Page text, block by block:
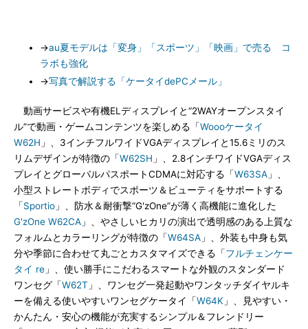
→au夏モデルは「変身」「スポーツ」「映画」で売る コ
ラボも強化
→写真で解説する「ケータイdePCメール」
動画サービスや有機ELディスプレイと“2WAYオープンスタイ
ル”で動画・ゲームコンテンツを楽しめる「Woooケータイ
W62H 」、3インチフルワイドVGAディスプレイと15.6ミリのス
リムデザインが特徴の「W62SH 」、2.8インチワイドVGAディス
プレイとグローバルパスポートCDMAに対応する「W63SA 」、
小型ストレートボディでスポーツ＆ビューティをサポートする
「Sportio 」、防水＆耐衝撃“G'zOne”が薄く高機能に進化した
G'zOne W62CA 」、やさしいヒカリの演出で透明感のある上質な
フォルムとカラーリングが特徴の「W64SA 」、外装も中身も気
分や季節に合わせて丸ごとカスタマイズできる「フルチェンケー
タイ re 」、使い勝手にこだわるスマートな外観のスタンダード
ワンセグ「W62T 」、ワンセグ一発起動やワンタッチダイヤルキ
ーを備える使いやすいワンセグケータイ「W64K 」、見やすい・
かんたん・安心の機能が充実するシンプル＆フレンドリー